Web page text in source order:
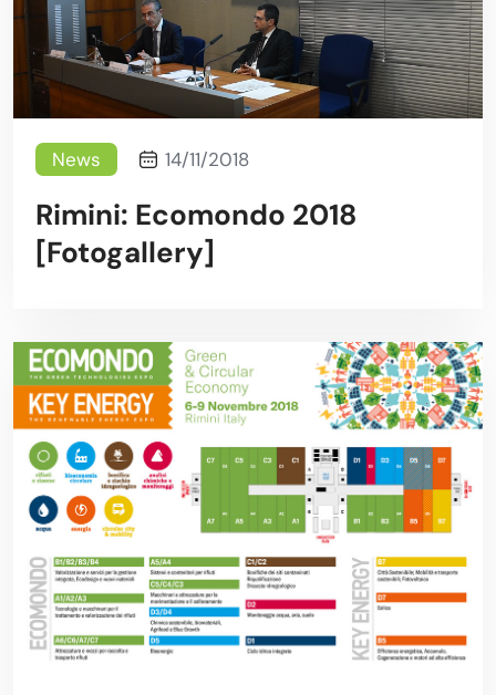
News 14/11/2018
Rimini: Ecomondo 2018
[Fotogallery]